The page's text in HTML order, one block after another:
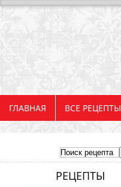
ГЛАВНАЯ ВСЕ РЕЦЕПТЫ
РЕЦЕПТЫ